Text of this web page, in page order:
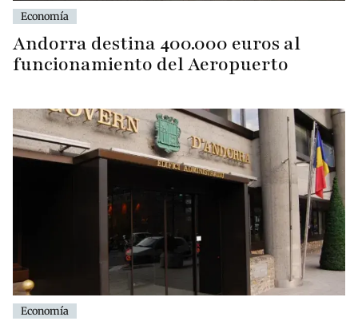
Economía
Andorra destina 400.000 euros al
funcionamiento del Aeropuerto
Economía